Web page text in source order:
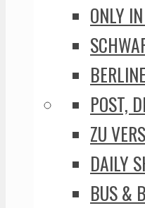
ONLY
POST,
ZU
DAILY
BUS &